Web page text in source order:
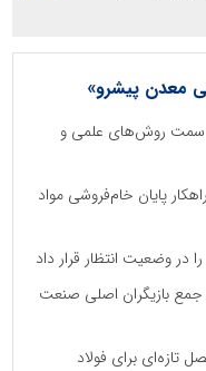
معدن پیشرو»
سمت روش‌های علمی و
پایان خام‌فروشی مواد
وضعیت انتظار قرار داد
در جمع بازیگران اصلی صنعت
تازه‌ای برای فولاد